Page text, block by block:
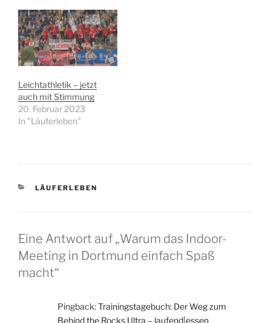
Leichtathletik – jetzt
auch mit Stimmung
20. Februar 2023
In "Läuferleben"
KATEGORIEN
LÄUFERLEBEN
Eine Antwort auf „Warum das Indoor-
Meeting in Dortmund einfach Spaß
macht“
Pingback:Trainingstagebuch: Der Weg zum
Behind the Rocks Ultra – laufend|essen